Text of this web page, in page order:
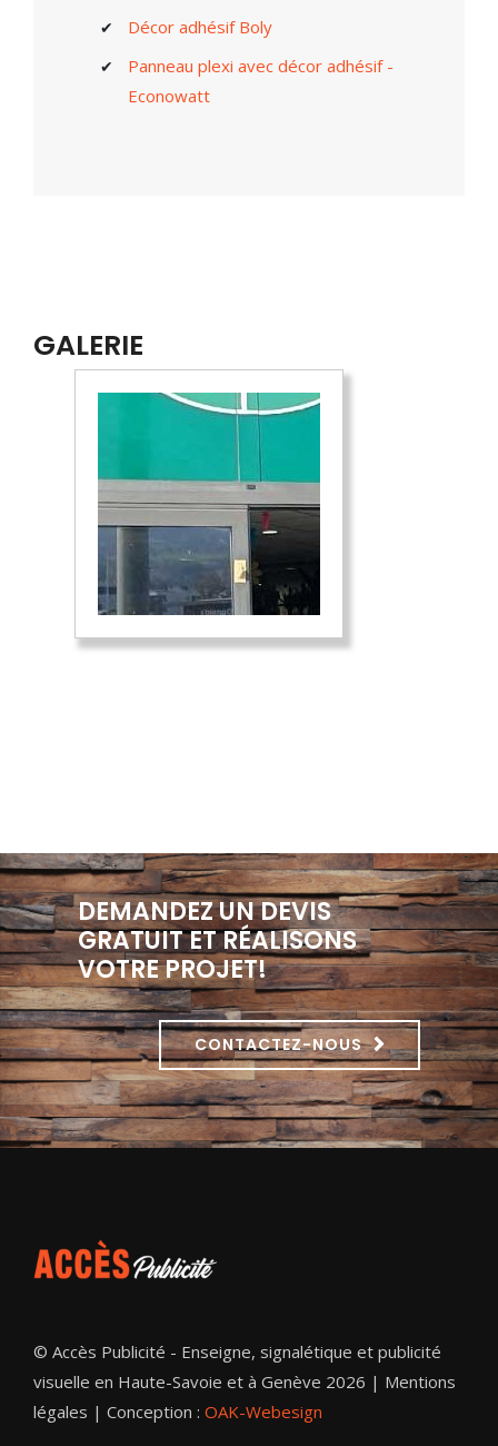
Décor adhésif Boly
Panneau plexi avec décor adhésif -
Econowatt
GALERIE
DEMANDEZ UN DEVIS
GRATUIT ET RÉALISONS
VOTRE PROJET!
CONTACTEZ-NOUS
© Accès Publicité - Enseigne, signalétique et publicité
visuelle en Haute-Savoie et à Genève 2026 | Mentions
légales | Conception : OAK-Webesign